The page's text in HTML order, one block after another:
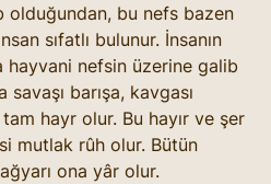
olduğundan, bu nefs bazen
sıfatlı bulunur. İnsanın
hayvani nefsin üzerine galib
barışa, kavgası
hayr olur. Bu hayır ve şer
mutlak rûh olur. Bütün
ona yâr olur.